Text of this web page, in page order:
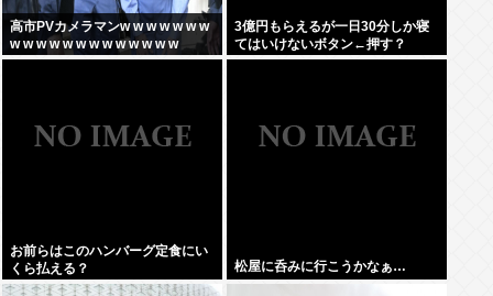
高市PVカメラマンw w w w w w w
w w w w w w w w w w w w w
3億円もらえるが一日30分しか寝
てはいけないボタン←押す？
お前らはこのハンバーグ定食にい
くら払える？
松屋に呑みに行こうかなぁ…